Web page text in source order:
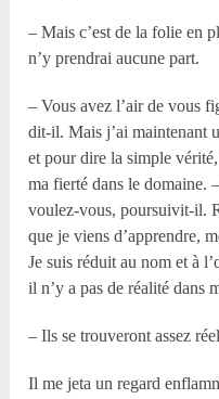
– Mais c’est de la folie en
n’y prendrai aucune part.
– Vous avez l’air de vous
dit-il. Mais j’ai maintenant
et pour dire la simple
ma fierté dans le domaine.
voulez-vous, poursuivit-il.
que je viens d’apprendre,
Je suis réduit au nom et à
il n’y a pas de réalité dans
– Ils se trouveront assez
Il me jeta un regard